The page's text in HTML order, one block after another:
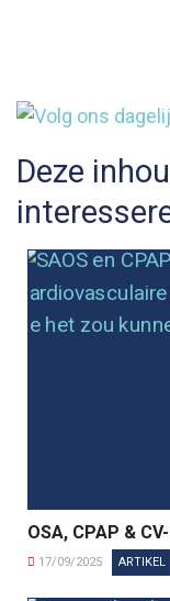
Deze
OSA, CPAP &
17/09/2025 ARTIKEL